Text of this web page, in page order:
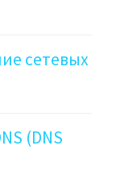
сетевых
(DNS